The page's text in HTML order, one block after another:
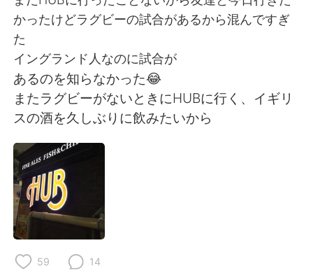
Español
English 简体中文
繁體中文 العربية
Français
日本語
Русский
Indonesia
かったけどラグビーの試合があるから混んですぎ
た
イングランド人なのに試合が
あるのを知らなかった😂
またラグビーがないときにHUBに行く、イギリ
スの酒を久しぶりに飲みたいから
59 14